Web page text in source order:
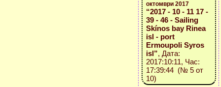
октомври 2017
“2017 - 10 - 11 17 -
39 - 46 - Sailing
Skínos bay Rinea
isl - port
Ermoupoli Syros
isl”, Дата:
2017:10:11, Час:
17:39:44 (№ 5 от
10)